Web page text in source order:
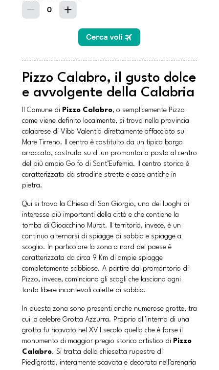
Pizzo Calabro, il gusto dolce
e avvolgente della Calabria
Il Comune di Pizzo Calabro, o semplicemente Pizzo
come viene definito localmente, si trova nella provincia
calabrese di Vibo Valentia direttamente affacciato sul
Mare Tirreno. Il centro è costituito da un tipico borgo
arroccato, costruito su di un promontorio posto al centro
del più ampio Golfo di Sant’Eufemia. Il centro storico è
caratterizzato da stradine strette e case antiche in
pietra.
Qui si trova la Chiesa di San Giorgio, uno dei luoghi di
interesse più importanti della città e che contiene la
tomba di Gioacchino Murat. Il territorio, invece, è un
continuo alternarsi di spiagge di sabbia e spiagge a
scoglio. In particolare la zona a nord del paese è
caratterizzata da circa 9 Km di ampie spiagge
completamente sabbiose. A partire dal promontorio di
Pizzo, invece, cominciano gli scogli che lasciano ogni
tanto libere incantevoli calette di sabbia.
In questa zona sono presenti anche numerose grotte, tra
cui la celebre Grotta Azzurra. Proprio all’interno di una
grotta fu ricavato nel XVII secolo quello che è forse il
monumento di maggior pregio storico artistico di Pizzo
Calabro. Si tratta della chiesetta rupestre di
Piedigrotta, interamente scavata e decorata nell’arenaria